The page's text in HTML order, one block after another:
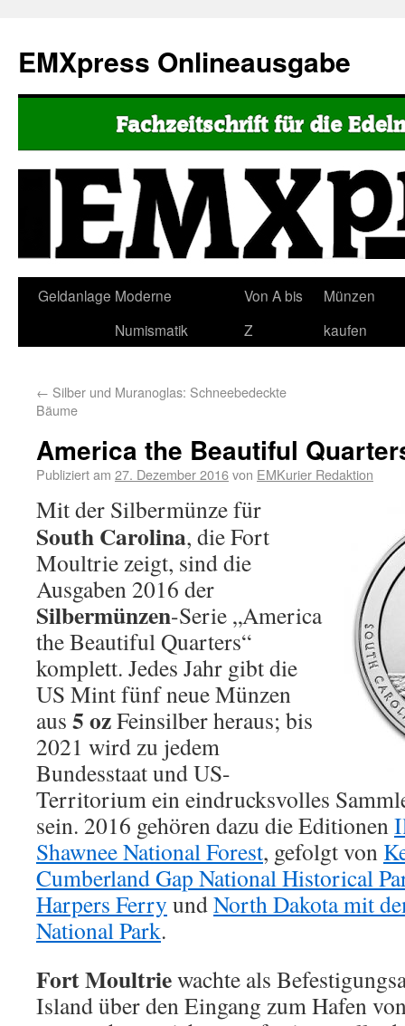
EMXpress Onlineausgabe
Geldanlage Moderne
Numismatik
Von A bis
Z
Münzen
kaufen
← Silber und Muranoglas: Schneebedeckte
Bäume
America the Beautiful
Publiziert am 27. Dezember 2016von EMKurier Redaktion
Mit der Silbermünze für
South Carolina, die Fort
Moultrie zeigt, sind die
Ausgaben 2016 der
Silbermünzen-Serie „America
the Beautiful Quarters“
komplett. Jedes Jahr gibt die
US Mint fünf neue Münzen
aus 5 ozFeinsilber heraus; bis
2021 wird zu jedem
Bundesstaat und US-
Territorium ein eindrucksvolles
sein. 2016 gehören dazu die Editionen
Shawnee National Forest, gefolgt von
Cumberland Gap National Historical
Harpers Ferry undNorth Dakota mit
National Park.
Fort Moultriewachte als
Island über den Eingang zum Hafen